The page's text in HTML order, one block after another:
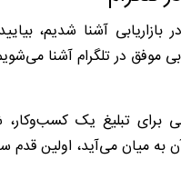
بازاریابی آشنا شدیم،
برای تبلیغ یک
آن به میان می‌آید، اولین